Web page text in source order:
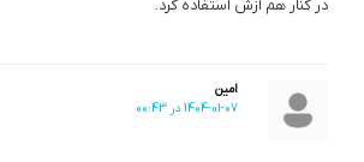
در کنار هم ازش استفاده کرد.
امین
1404-01-07 در 00:43